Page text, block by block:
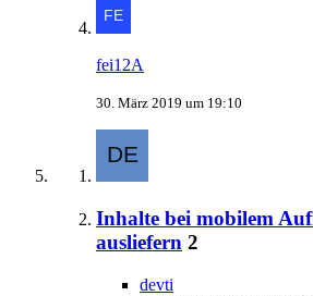
fei12A
30. März 2019 um 19:10
Inhalte bei mobilem
ausliefern 2
devti